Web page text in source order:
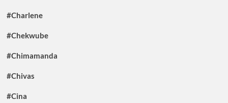
#Charlene
#Chekwube
#Chimamanda
#Chivas
#Cina